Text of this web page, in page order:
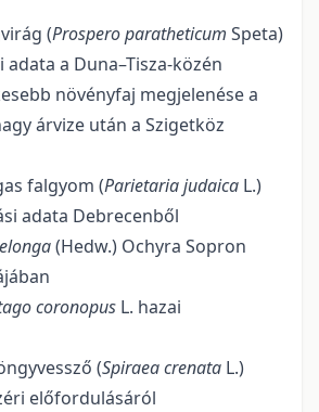
(Prospero paratheticum Speta)
a Duna–Tisza-közén
növényfaj megjelenése a
árvize után a Szigetköz
falgyom (Parietaria judaica L.)
adata Debrecenből
(Hedw.) Ochyra Sopron
coronopus L. hazai
(Spiraea crenata L.)
előfordulásáról